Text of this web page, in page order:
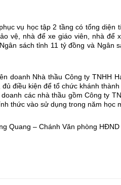
vụ học tập 2 tầng có tổng diện
vệ, nhà để xe giáo viên, nhà để
sách tỉnh 11 tỷ đồng và Ngân
Nhà thầu Công ty TNHH
điều kiện để tổ chức khánh
các nhà thầu gồm Công ty
thức vào sử dụng trong năm học
Quang – Chánh Văn phòng